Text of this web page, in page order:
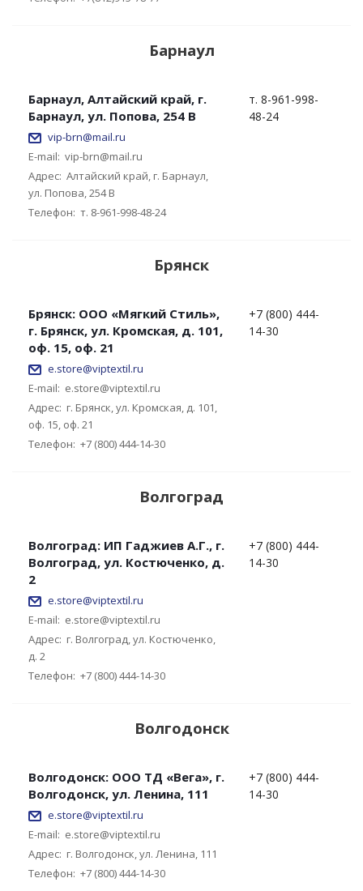
Барнаул
Барнаул, Алтайский край, г.
Барнаул, ул. Попова, 254 В
vip-brn@mail.ru
E-mail: vip-brn@mail.ru
Адрес: Алтайский край, г. Барнаул,
ул. Попова, 254 В
Телефон: т. 8-961-998-48-24
т. 8-961-998-
48-24
Брянск
Брянск: ООО «Мягкий Стиль»,
г. Брянск, ул. Кромская, д. 101,
оф. 15, оф. 21
e.store@viptextil.ru
E-mail: e.store@viptextil.ru
Адрес: г. Брянск, ул. Кромская, д. 101,
оф. 15, оф. 21
Телефон: +7 (800) 444-14-30
+7 (800) 444-
14-30
Волгоград
Волгоград: ИП Гаджиев А.Г., г.
Волгоград, ул. Костюченко, д.
2
e.store@viptextil.ru
E-mail: e.store@viptextil.ru
Адрес: г. Волгоград, ул. Костюченко,
д. 2
Телефон: +7 (800) 444-14-30
+7 (800) 444-
14-30
Волгодонск
Волгодонск: ООО ТД «Вега», г.
Волгодонск, ул. Ленина, 111
e.store@viptextil.ru
E-mail: e.store@viptextil.ru
Адрес: г. Волгодонск, ул. Ленина, 111
Телефон: +7 (800) 444-14-30
+7 (800) 444-
14-30